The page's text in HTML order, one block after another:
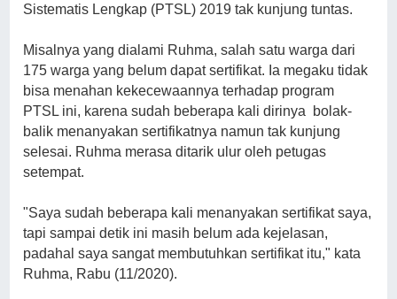
Sistematis Lengkap (PTSL) 2019 tak kunjung tuntas.
Misalnya yang dialami Ruhma, salah satu warga dari
175 warga yang belum dapat sertifikat. Ia megaku tidak
bisa menahan kekecewaannya terhadap program
PTSL ini, karena sudah beberapa kali dirinya bolak-
balik menanyakan sertifikatnya namun tak kunjung
selesai. Ruhma merasa ditarik ulur oleh petugas
setempat.
"Saya sudah beberapa kali menanyakan sertifikat saya,
tapi sampai detik ini masih belum ada kejelasan,
padahal saya sangat membutuhkan sertifikat itu," kata
Ruhma, Rabu (11/2020).